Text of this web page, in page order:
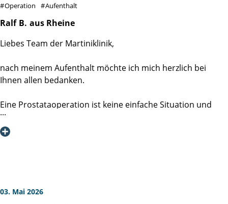
Operation Aufenthalt
Ralf B. aus Rheine
Liebes Team der Martiniklinik,
nach meinem Aufenthalt möchte ich mich herzlich bei
Ihnen allen bedanken.
Eine Prostataoperation ist keine einfache Situation und
bringt viele Fragen und Sorgen mit sich. Umso mehr hat es
mir geholfen, dass ich mich von Anfang an sehr gut
Mitarbeitende für die Patienten nehmen. Auf Fragen und
03. Mai 2026